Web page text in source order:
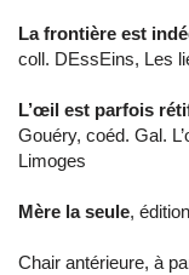
La frontière est
coll. DEssEins, Les
L’œil est parfois
Gouéry, coéd. Gal.
Limoges
Mère la seule,
Chair antérieure, à